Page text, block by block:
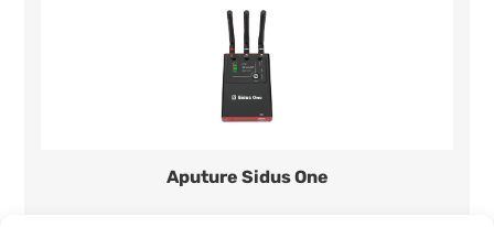
Aputure Sidus One